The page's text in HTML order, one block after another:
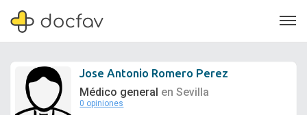
Jose Antonio Romero Perez
Médico general en Sevilla
0 opiniones